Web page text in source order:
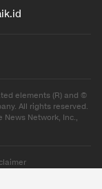
elements (R) and ©
All rights reserved.
News Network, Inc.,